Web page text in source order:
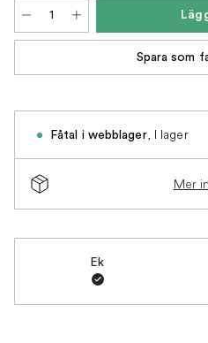
Spara som
Fåtal i webblager, I lager
Mer
Ek